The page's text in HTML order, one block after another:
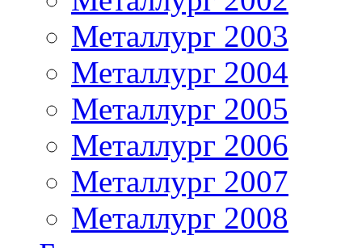
Металлург 2003
Металлург 2004
Металлург 2005
Металлург 2006
Металлург 2007
Металлург 2008